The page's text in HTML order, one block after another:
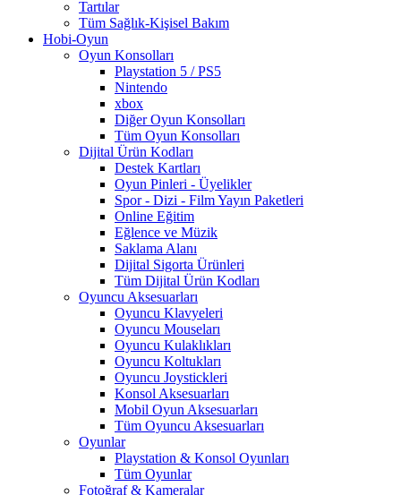
Tartılar
Tüm Sağlık-Kişisel Bakım
Hobi-Oyun
Oyun Konsolları
Playstation 5 / PS5
Nintendo
xbox
Diğer Oyun Konsolları
Tüm Oyun Konsolları
Dijital Ürün Kodları
Destek Kartları
Oyun Pinleri - Üyelikler
Spor - Dizi - Film Yayın Paketleri
Online Eğitim
Eğlence ve Müzik
Saklama Alanı
Dijital Sigorta Ürünleri
Tüm Dijital Ürün Kodları
Oyuncu Aksesuarları
Oyuncu Klavyeleri
Oyuncu Mouseları
Oyuncu Kulaklıkları
Oyuncu Koltukları
Oyuncu Joystickleri
Konsol Aksesuarları
Mobil Oyun Aksesuarları
Tüm Oyuncu Aksesuarları
Oyunlar
Playstation & Konsol Oyunları
Tüm Oyunlar
Fotoğraf & Kameralar